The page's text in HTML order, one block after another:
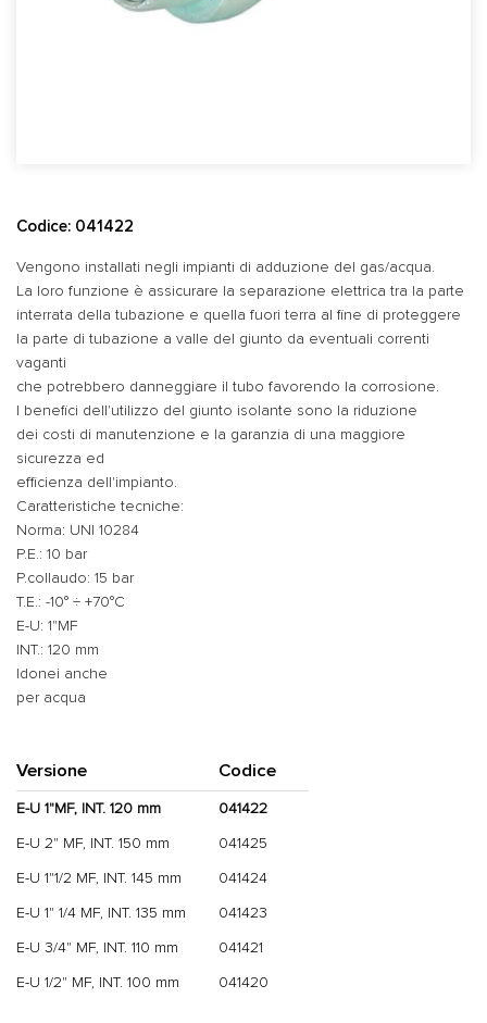
Codice: 041422
Vengono installati negli impianti di adduzione del gas/acqua.
La loro funzione è assicurare la separazione elettrica tra la parte
interrata della tubazione e quella fuori terra al fine di proteggere
la parte di tubazione a valle del giunto da eventuali correnti
vaganti
che potrebbero danneggiare il tubo favorendo la corrosione.
I benefici dell'utilizzo del giunto isolante sono la riduzione
dei costi di manutenzione e la garanzia di una maggiore
sicurezza ed
efficienza dell'impianto.
Caratteristiche tecniche:
Norma: UNI 10284
P.E.: 10 bar
P.collaudo: 15 bar
T.E.: -10° ÷ +70°C
E-U: 1"MF
INT.: 120 mm
Idonei anche
per acqua
Versione Codice
E-U 1"MF, INT. 120 mm
041422
E-U 2" MF, INT. 150 mm
041425
E-U 1"1/2 MF, INT. 145 mm
041424
E-U 1" 1/4 MF, INT. 135 mm
041423
E-U 3/4" MF, INT. 110 mm
041421
E-U 1/2" MF, INT. 100 mm
041420